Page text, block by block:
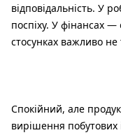
відповідальність. У
поспіху. У фінансах
стосунках важливо
Спокійний, але
вирішення